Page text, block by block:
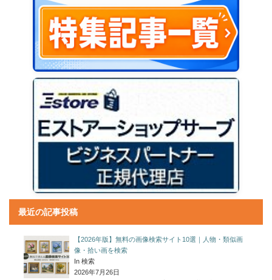
最近の記事投稿
【2026年版】無料の画像検索サイト10選｜人物・類似画
像・拾い画を検索
In 検索
2026年7月26日